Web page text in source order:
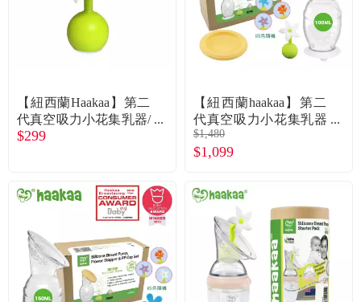
【紐西蘭Haakaa】第二
代真空吸力小花集乳器/
瓶必備配件小花瓶塞-白
$299
【紐西蘭haakaa】第二
代真空吸力小花集乳器
100ML三件組(公司貨集
乳瓶100ML*1+防塵蓋*
$1,480
$1,099